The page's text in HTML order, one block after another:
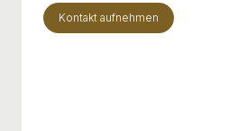
Kontakt aufnehmen